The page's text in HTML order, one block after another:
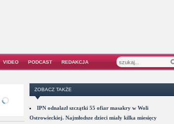
VIDEO PODCAST REDAKCJA
ZOBACZ TAKŻE
IPN odnalazł szczątki 55 ofiar masakry w Woli
Ostrowieckiej. Najmłodsze dzieci miały kilka miesięcy